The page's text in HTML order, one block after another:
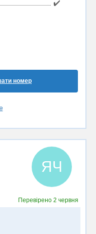
✔️
номер
ЯЧ
Перевірено 2 червня